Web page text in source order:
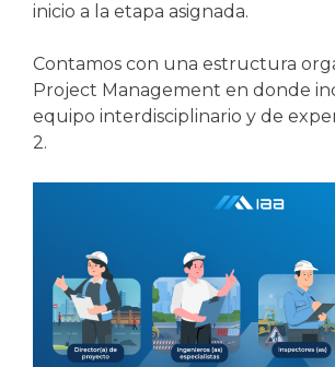
inicio a la etapa asignada.
Contamos con una estructura
Project Management en donde
equipo interdisciplinario y de
2.